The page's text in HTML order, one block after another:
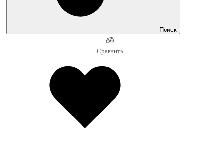
Поиск
Сравнить